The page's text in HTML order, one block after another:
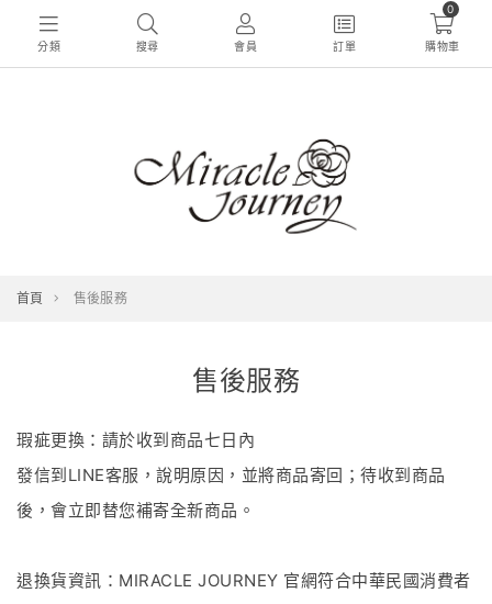
分類 搜尋 會員 訂單
0
購物車
首頁 售後服務
售後服務
瑕疵更換：請於收到商品七日內
發信到LINE客服，說明原因，並將商品寄回；待收到商品
後，會立即替您補寄全新商品。
退換貨資訊：MIRACLE JOURNEY 官網符合中華民國消費者